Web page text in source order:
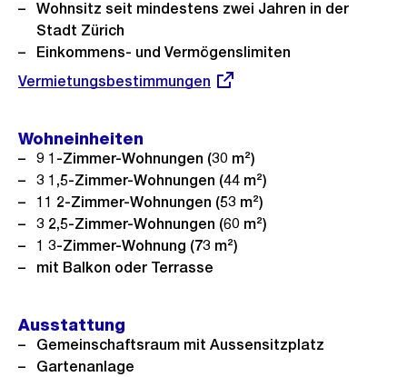
Wohnsitz seit mindestens zwei Jahren in der
Stadt Zürich
Einkommens- und Vermögenslimiten
Externer
Vermietungsbestimmungen
Wohneinheiten
9 1-Zimmer-Wohnungen (30 m²)
3 1,5-Zimmer-Wohnungen (44 m²)
11 2-Zimmer-Wohnungen (53 m²)
3 2,5-Zimmer-Wohnungen (60 m²)
1 3-Zimmer-Wohnung (73 m²)
mit Balkon oder Terrasse
Ausstattung
Gemeinschaftsraum mit Aussensitzplatz
Gartenanlage